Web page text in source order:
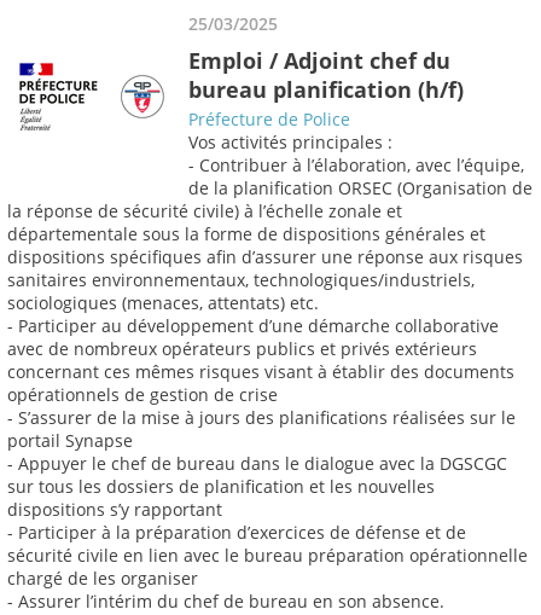
25/03/2025
Emploi / Adjoint chef du
bureau planification (h/f)
Préfecture de Police
Vos activités principales :
- Contribuer à l’élaboration, avec l’équipe,
de la planification ORSEC (Organisation de
la réponse de sécurité civile) à l’échelle zonale et
départementale sous la forme de dispositions générales et
dispositions spécifiques afin d’assurer une réponse aux risques
sanitaires environnementaux, technologiques/industriels,
sociologiques (menaces, attentats) etc.
- Participer au développement d’une démarche collaborative
avec de nombreux opérateurs publics et privés extérieurs
concernant ces mêmes risques visant à établir des documents
opérationnels de gestion de crise
- S’assurer de la mise à jours des planifications réalisées sur le
portail Synapse
- Appuyer le chef de bureau dans le dialogue avec la DGSCGC
sur tous les dossiers de planification et les nouvelles
dispositions s’y rapportant
- Participer à la préparation d’exercices de défense et de
sécurité civile en lien avec le bureau préparation opérationnelle
chargé de les organiser
- Assurer l’intérim du chef de bureau en son absence.